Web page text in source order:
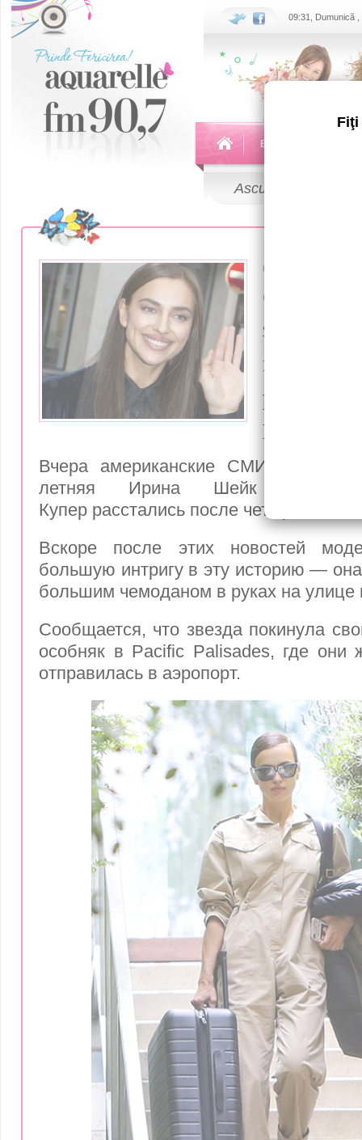
Fiţi
09:31, Dumunică ,
Echipa
Ascultă
07 Iunie 2019
(фото)
после
Купером
Вчера американские СМИ
летняя Ирина Шейк и 44-
Купер расстались после четырех лет
Вскоре после этих новостей
большую интригу в эту историю —
большим чемоданом в руках на
Сообщается, что звезда покинула
особняк в Pacific Palisades, где они
отправилась в аэропорт.